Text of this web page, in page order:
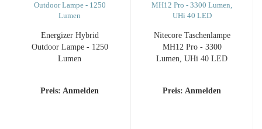
Energizer Hybrid
Outdoor Lampe - 1250
Lumen
Preis: Anmelden
Nitecore Taschenlampe
MH12 Pro - 3300
Lumen, UHi 40 LED
Preis: Anmelden